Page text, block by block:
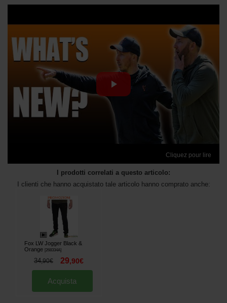
Cliquez pour lire
I prodotti correlati a questo articolo:
I clienti che hanno acquistato tale articolo hanno comprato anche:
Fox LW Jogger Black &
Orange [268334A]
34,90€ 29,90€
Acquista